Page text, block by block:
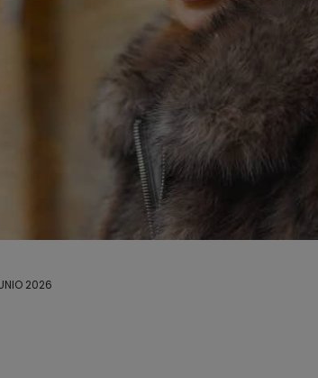
2026